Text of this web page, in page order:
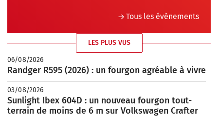
Tous les évènements
LES PLUS VUS
06/08/2026
Randger R595 (2026) : un fourgon agréable à vivre
03/08/2026
Sunlight Ibex 604D : un nouveau fourgon tout-
terrain de moins de 6 m sur Volkswagen Crafter